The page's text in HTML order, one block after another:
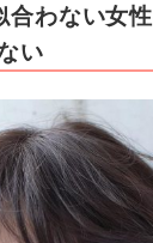
わない女
い